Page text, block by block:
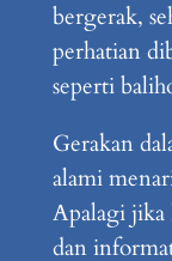
bergerak,
perhatian
seperti
Gerakan
alami
Apalagi jika
dan